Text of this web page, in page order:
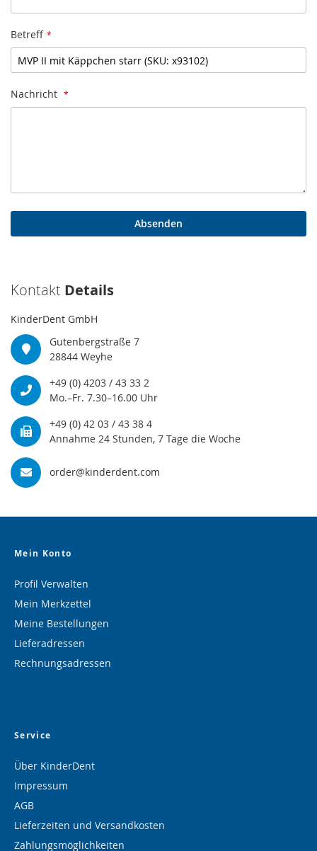
Betreff
Nachricht
Absenden
Kontakt Details
KinderDent GmbH
Gutenbergstraße 7
28844 Weyhe
+49 (0) 4203 / 43 33 2
Mo.–Fr. 7.30–16.00 Uhr
+49 (0) 42 03 / 43 38 4
Annahme 24 Stunden, 7 Tage die Woche
order@kinderdent.com
Mein Konto
Profil Verwalten
Mein Merkzettel
Meine Bestellungen
Lieferadressen
Rechnungsadressen
Service
Über KinderDent
Impressum
AGB
Lieferzeiten und Versandkosten
Zahlungsmöglichkeiten